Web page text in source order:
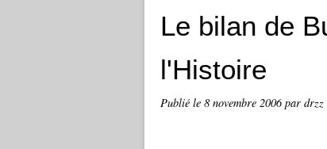
Le bilan de
l'Histoire
Publié le 8 novembre 2006par drzz